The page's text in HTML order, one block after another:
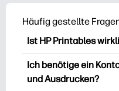
Häufig gestellte
Ist HP Printables
HP Printables bietet
kostenlose Vorlagen
Ich benötige ein
und Ausdrucken?